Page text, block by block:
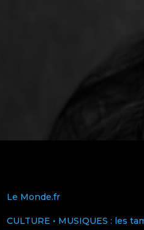
Le Monde.fr
CULTURE • MUSIQUES : les